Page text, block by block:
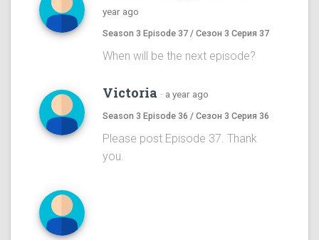
year ago
Season 3 Episode 37 / Сезон 3 Серия 37
When will be the next episode?
Victoria · a year ago
Season 3 Episode 36 / Сезон 3 Серия 36
Please post Episode 37. Thank
you.